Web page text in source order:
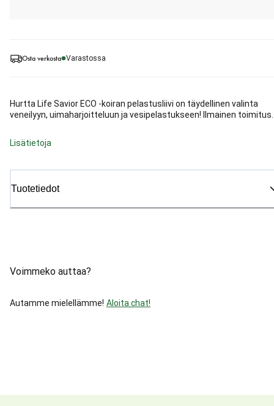
Osta verkosta Varastossa
Hurtta Life Savior ECO -koiran pelastusliivi on täydellinen valinta
veneilyyn, uimaharjoitteluun ja vesipelastukseen! Ilmainen toimitus.
Lisätietoja
Tuotetiedot
Voimmeko auttaa?
Autamme mielellämme! Aloita chat!